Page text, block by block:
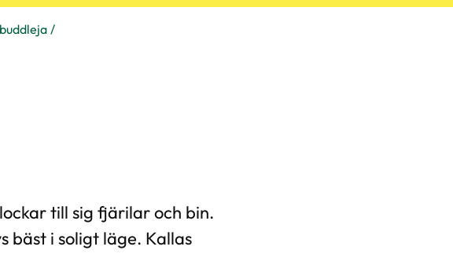
till sig fjärilar och bin.
bäst i soligt läge. Kallas